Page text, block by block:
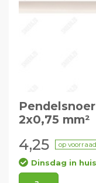
2x0,75 mm²
4,25 op voorraad
Dinsdag in huis